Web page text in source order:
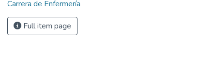
Carrera de Enfermería
Full item page